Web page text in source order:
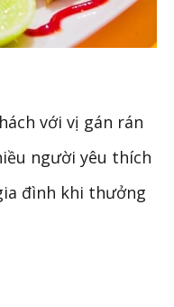
với vị gán rán
người yêu thích
đình khi thưởng